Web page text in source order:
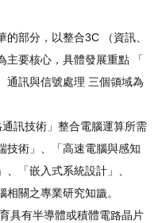
的部分，以整合3C （資訊、
主要核心， 具體發展重點 「
通訊與信號處理 三個領域為
訊技術」整合電腦運算所需
技術」、「高速電腦與感知
「嵌入式系統設計」、
關之專業研究知識。
具有半導體或積體電路晶片